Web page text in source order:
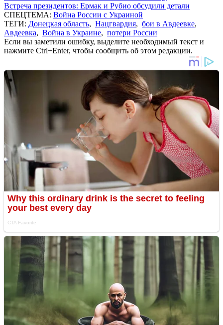
Встреча президентов: Ермак и Рубио обсудили детали
СПЕЦТЕМА: Война России с Украиной
ТЕГИ: Донецкая область, Нацгвардия, бои в Авдеевке,
Авдеевка, Война в Украине, потери России
Если вы заметили ошибку, выделите необходимый текст и
нажмите Ctrl+Enter, чтобы сообщить об этом редакции.